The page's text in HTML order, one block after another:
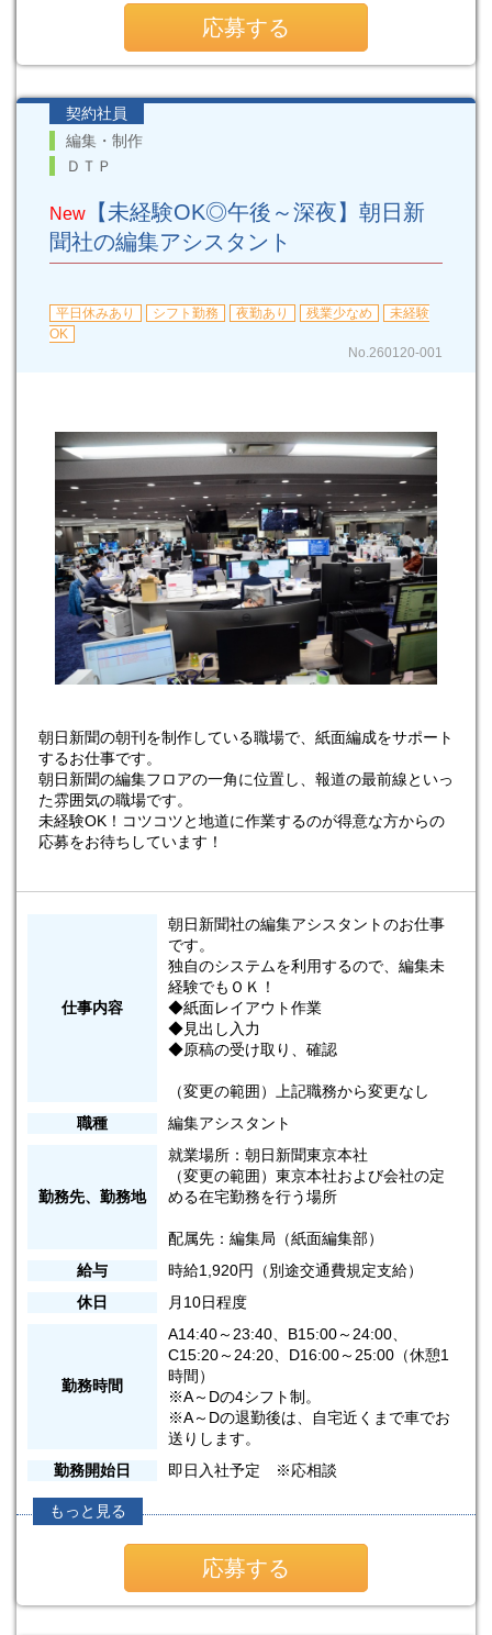
応募する
契約社員
編集・制作
ＤＴＰ
New
【未経験OK◎午後～深夜】朝日新
聞社の編集アシスタント
平日休みあり シフト勤務 夜勤あり 残業少なめ
未経験
OK
No.260120-001
朝日新聞の朝刊を制作している職場で、紙面編成をサポート
するお仕事です。
朝日新聞の編集フロアの一角に位置し、報道の最前線といっ
た雰囲気の職場です。
未経験OK！コツコツと地道に作業するのが得意な方からの
応募をお待ちしています！
仕事内容
朝日新聞社の編集アシスタントのお仕事
です。
独自のシステムを利用するので、編集未
経験でもＯＫ！
◆紙面レイアウト作業
◆見出し入力
◆原稿の受け取り、確認
（変更の範囲）上記職務から変更なし
職種
編集アシスタント
勤務先、勤務地
就業場所：朝日新聞東京本社
（変更の範囲）東京本社および会社の定
める在宅勤務を行う場所
配属先：編集局（紙面編集部）
給与
時給1,920円（別途交通費規定支給）
休日
月10日程度
勤務時間
A14:40～23:40、B15:00～24:00、
C15:20～24:20、D16:00～25:00（休憩1
時間）
※A～Dの4シフト制。
※A～Dの退勤後は、自宅近くまで車でお
送りします。
勤務開始日
即日入社予定 ※応相談
もっと見る
応募する